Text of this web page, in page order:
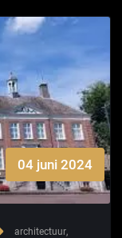
04 juni 2024
architectuur,